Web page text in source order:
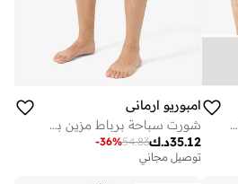
مجموعة سروال داخلي بشعار الماركة - مكونة من قطعتين
امبوريو ارماني
شورت سباحة برباط مزين بشعار الماركة
د.ك35.12
54.83
-36%
توصيل مجاني